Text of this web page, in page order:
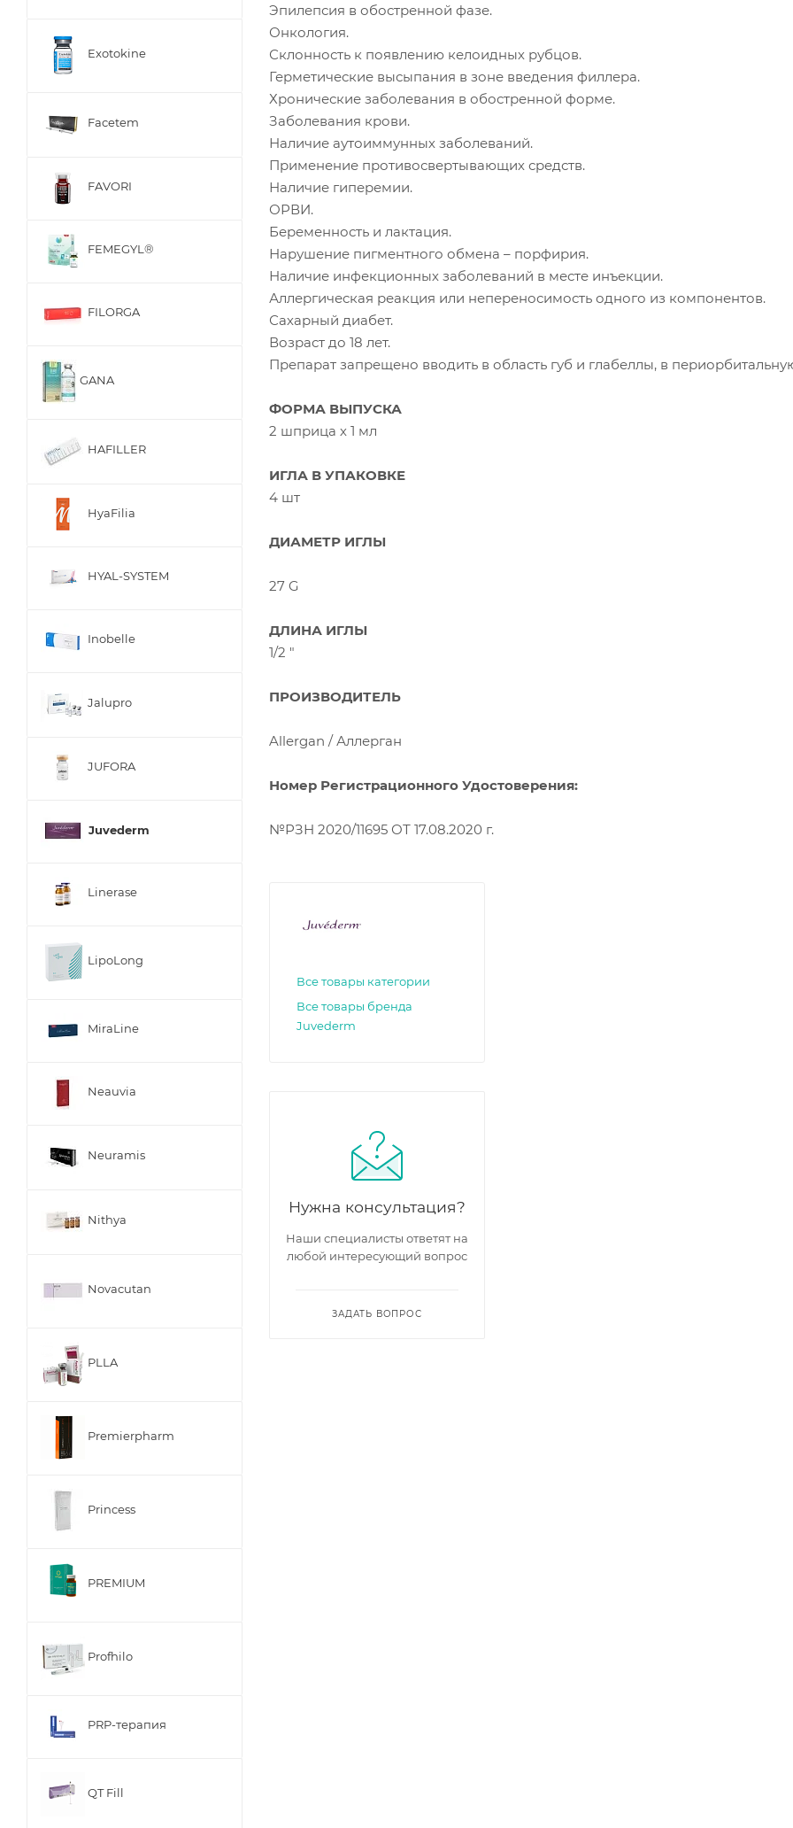
Эпилепсия в обостренной фазе.
Онкология.
Склонность к появлению келоидных рубцов.
Герметические высыпания в зоне введения филлера.
Хронические заболевания в обостренной форме.
Заболевания крови.
Наличие аутоиммунных заболеваний.
Применение противосвертывающих средств.
Наличие гиперемии.
ОРВИ.
Беременность и лактация.
Нарушение пигментного обмена – порфирия.
Наличие инфекционных заболеваний в месте инъекции.
Аллергическая реакция или непереносимость одного из компонентов.
Сахарный диабет.
Возраст до 18 лет.
Препарат запрещено вводить в область губ и глабеллы, в
ФОРМА ВЫПУСКА
2 шприца х 1 мл
ИГЛА В УПАКОВКЕ
4 шт
ДИАМЕТР ИГЛЫ
27 G
ДЛИНА ИГЛЫ
1/2 "
ПРОИЗВОДИТЕЛЬ
Allergan / Аллерган
Номер Регистрационного Удостоверения:
№РЗН 2020/11695 ОТ 17.08.2020 г.
Все товары категории
Все товары бренда
Juvederm
Нужна консультация?
Наши специалисты ответят на
любой интересующий вопрос
ЗАДАТЬ ВОПРОС
Exotokine
Facetem
FAVORI
FEMEGYL®
FILORGA
GANA
HAFILLER
HyaFilia
HYAL-SYSTEM
Inobelle
Jalupro
JUFORA
Juvederm
Linerase
LipoLong
MiraLine
Neauvia
Neuramis
Nithya
Novacutan
PLLA
Premierpharm
Princess
PREMIUM
Profhilo
PRP-терапия
QT Fill